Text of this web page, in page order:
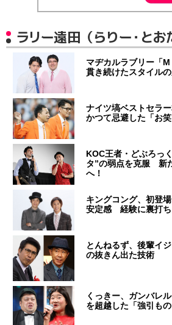
ラリー遠田（らりー・と
マヂカルラブリー「
貫き続けたスタイルの
ナイツ塙ベストセラ
かつて忌避した「お
KOC王者・どぶろっ
タ”の弱点を克服 新
へ！
キングコング、初登
安定感 経験に裏打ち
とんねるず、後輩イ
の抜きん出た技術
くっきー、ガンバレ
を超越した「強引も